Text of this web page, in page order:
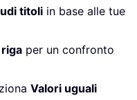
titoli in base alle tue
per un confronto
Valori uguali